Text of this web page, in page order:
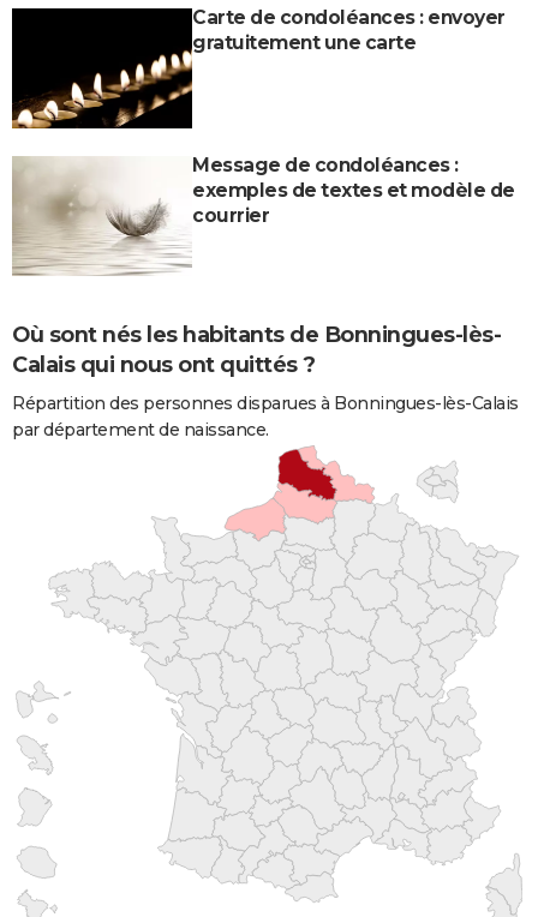
Carte de condoléances : envoyer
gratuitement une carte
Message de condoléances :
exemples de textes et modèle de
courrier
Où sont nés les habitants de Bonningues-lès-
Calais qui nous ont quittés ?
Répartition des personnes disparues à Bonningues-lès-Calais
par département de naissance.